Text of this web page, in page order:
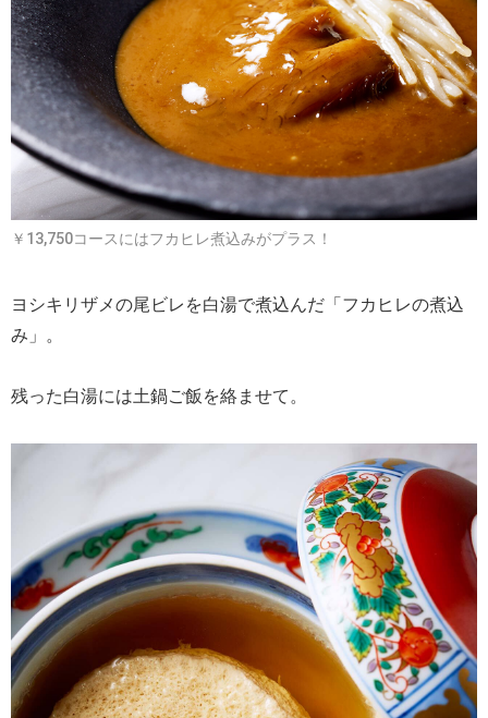
￥13,750コースにはフカヒレ煮込みがプラス！
ヨシキリザメの尾ビレを白湯で煮込んだ「フカヒレの煮込
み」。
残った白湯には土鍋ご飯を絡ませて。